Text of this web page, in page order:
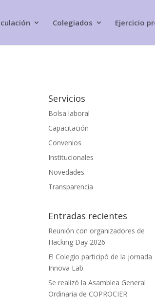
Colegiados Ejercicio
Servicios
Bolsa laboral
Capacitación
Convenios
Institucionales
Novedades
Transparencia
Entradas recientes
Reunión con organizadores de
Hacking Day 2026
El Colegio participó de la jornada
Innova Lab
Se realizó la Asamblea General
Ordinaria de COPROCIER